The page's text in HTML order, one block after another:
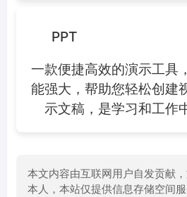
PPT
一款便捷高效的演示工具
能强大，帮助您轻松创建
示文稿，是学习和工作
本文内容由互联网用户自发贡献
本人，本站仅提供信息存储空间